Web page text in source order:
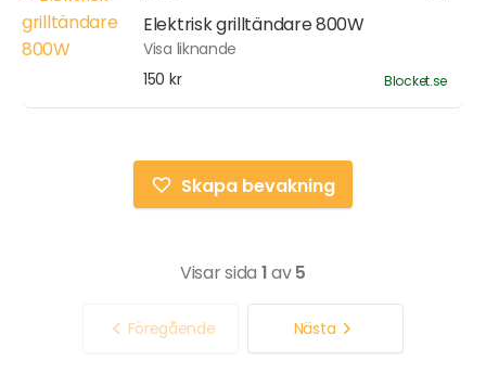
Elektrisk grilltändare 800W
Visa liknande
150 kr
Blocket.se
Skapa bevakning
Visar sida 1av5
Föregående Nästa